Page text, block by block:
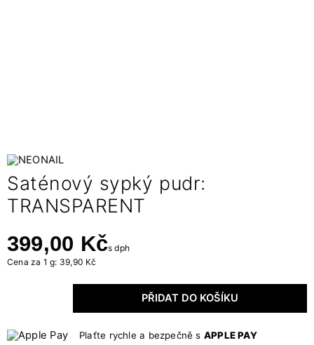
Saténový sypký pudr:
TRANSPARENT
399,00 Kčs dph
Cena za 1 g: 39,90 Kč
PŘIDAT DO KOŠÍKU
Plaťte rychle a bezpečně s APPLE PAY